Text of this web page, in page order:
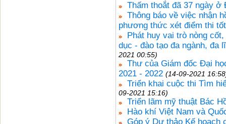
Thấm thoắt đã 37 ngày ở
Thông báo về việc nhận
phương thức xét điểm thi
Phát huy vai trò nòng
dục - đào tạo đa ngành,
2021 00:55)
Thư của Giám đốc Đại
2021 - 2022 (14-09-2021
Triển khai cuộc thi Tìm
09-2021 15:16)
Triển lãm mỹ thuật Bác
Hào khí Việt Nam và
Góp ý Dự thảo Kế hoạch